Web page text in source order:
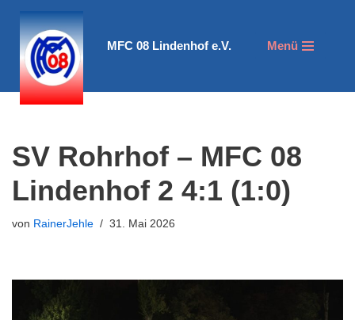
Zum
Inhalt
springen
MFC 08 Lindenhof e.V. Menü
SV Rohrhof – MFC 08
Lindenhof 2 4:1 (1:0)
von RainerJehle 31. Mai 2026